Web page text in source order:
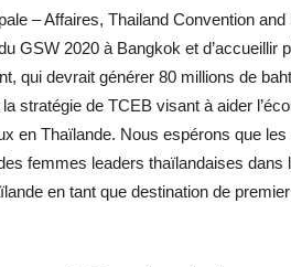
– Affaires, Thailand Convention
GSW 2020 à Bangkok et d’accueillir
qui devrait générer 80 millions de
stratégie de TCEB visant à aider
en Thaïlande. Nous espérons que
femmes leaders thaïlandaises dans
en tant que destination de